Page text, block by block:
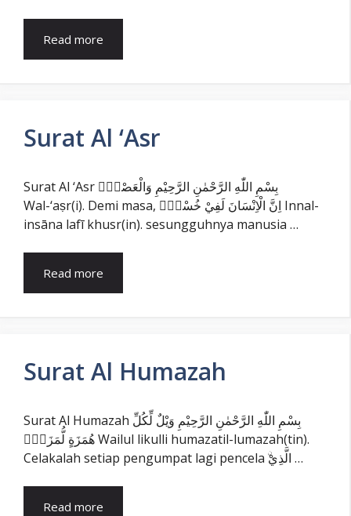
Read more
Surat Al ‘Asr
Surat Al ‘Asr بِسْمِ اللّٰهِ الرَّحْمٰنِ الرَّحِيْمِ وَالْعَصْرِۙ
Wal-‘aṣr(i). Demi masa, اِنَّ الْاِنْسَانَ لَفِيْ خُسْرٍۙ Innal-
insāna lafī khusr(in). sesungguhnya manusia …
Read more
Surat Al Humazah
Surat Al Humazah بِسْمِ اللّٰهِ الرَّحْمٰنِ الرَّحِيْمِ وَيْلٌ لِّكُلِّ
هُمَزَةٍ لُّمَزَةٍۙ Wailul likulli humazatil-lumazah(tin).
Celakalah setiap pengumpat lagi pencela ۨالَّذِيْ …
Read more